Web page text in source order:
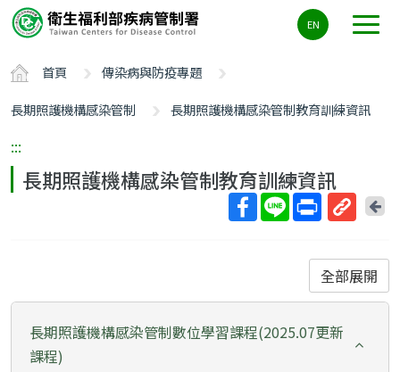
要
容
ALT+C
EN
首頁
傳染病與防疫專題
長期照護機構感染管制
長期照護機構感染管制教育訓練資訊
:::
長期照護機構感染管制教育訓練資訊
短
網
回
全部展開
長期照護機構感染管制數位學習課程(2025.07更新
課程)